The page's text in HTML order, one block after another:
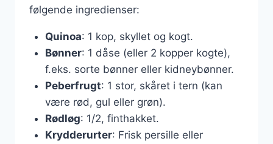
følgende ingredienser:
Quinoa: 1 kop, skyllet og kogt.
Bønner: 1 dåse (eller 2 kopper kogte),
f.eks. sorte bønner eller kidneybønner.
Peberfrugt: 1 stor, skåret i tern (kan
være rød, gul eller grøn).
Rødløg: 1/2, finthakket.
Krydderurter: Frisk persille eller